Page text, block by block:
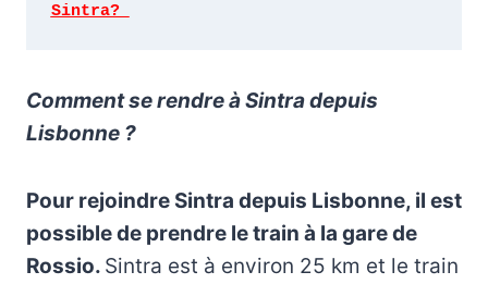
Sintra?
Comment se rendre à Sintra depuis
Lisbonne ?
Pour rejoindre Sintra depuis Lisbonne, il est
possible de prendre le train à la gare de
Rossio. Sintra est à environ 25 km et le train